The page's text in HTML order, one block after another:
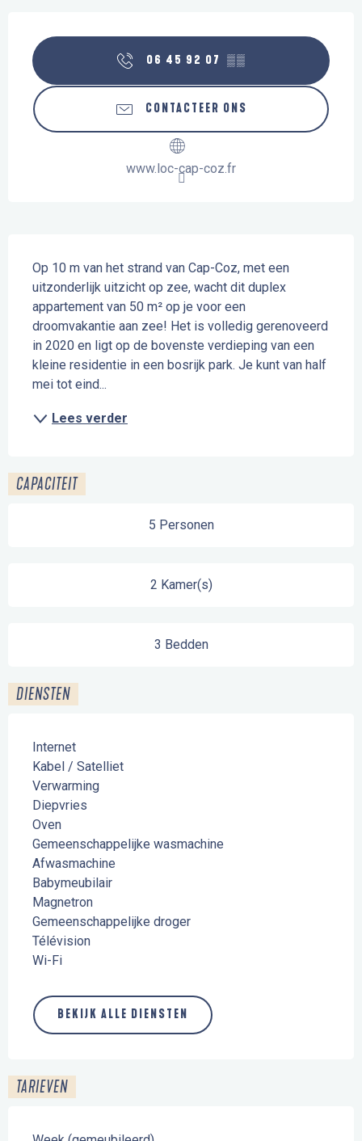
06 45 92 07 ▒▒
CONTACTEER ONS
www.loc-cap-coz.fr
Op 10 m van het strand van Cap-Coz, met een
uitzonderlijk uitzicht op zee, wacht dit duplex
appartement van 50 m² op je voor een
droomvakantie aan zee! Het is volledig gerenoveerd
in 2020 en ligt op de bovenste verdieping van een
kleine residentie in een bosrijk park. Je kunt van half
mei tot eind...
Lees verder
CAPACITEIT
5 Personen
2 Kamer(s)
3 Bedden
DIENSTEN
Internet
Kabel / Satelliet
Verwarming
Diepvries
Oven
Gemeenschappelijke wasmachine
Afwasmachine
Babymeubilair
Magnetron
Gemeenschappelijke droger
Télévision
Wi-Fi
BEKIJK ALLE DIENSTEN
TARIEVEN